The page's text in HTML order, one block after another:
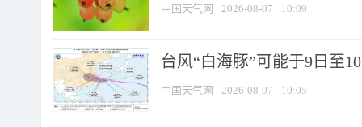
中国天气网 2026-08-07 10:09
台风“白海豚”可能于9日至
中国天气网 2026-08-07 10:05